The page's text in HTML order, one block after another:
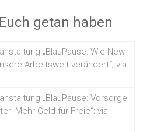
getan haben
„BlauPause: Wie New
Arbeitswelt verändert“; via
„BlauPause: Vorsorge
Mehr Geld für Freie“; via